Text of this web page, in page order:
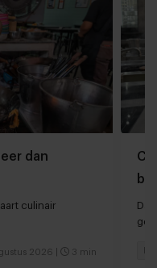
dan
culinair
2026 3 min